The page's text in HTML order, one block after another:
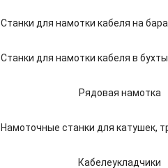
Станки для намотки кабеля на
Станки для намотки кабеля в бухты
Рядовая намотка
Намоточные станки для катушек,
Кабелеукладчики